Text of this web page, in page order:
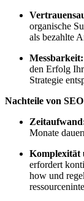
organische
als bezahlte
Messbarkeit:
den Erfolg
Strategie
Nachteile von
Monate
Komplexität
erfordert
how und